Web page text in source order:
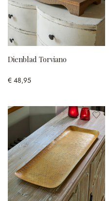
Dienblad Torviano
€ 48,95